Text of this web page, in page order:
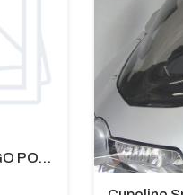
SUPPORTO PARAFANGO POSTERIORE BMW F900XR